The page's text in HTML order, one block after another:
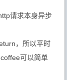
请求本身异步
，所以平时
可以简单